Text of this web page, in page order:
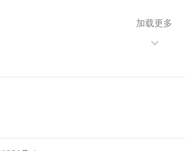
加载更多